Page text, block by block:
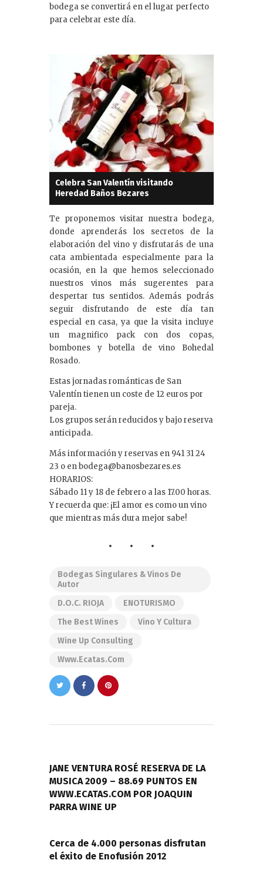
bodega se convertirá en el lugar perfecto
para celebrar este día.
Celebra San Valentín visitando
Heredad Baños Bezares
Te proponemos visitar nuestra bodega,
donde aprenderás los secretos de la
elaboración del vino y disfrutarás de una
cata ambientada especialmente para la
ocasión, en la que hemos seleccionado
nuestros vinos más sugerentes para
despertar tus sentidos. Además podrás
seguir disfrutando de este día tan
especial en casa, ya que la visita incluye
un magnifico pack con dos copas,
bombones y botella de vino Bohedal
Rosado.
Estas jornadas románticas de San
Valentín tienen un coste de 12 euros por
pareja.
Los grupos serán reducidos y bajo reserva
anticipada.
Más información y reservas en 941 31 24
23 o en bodega@banosbezares.es
HORARIOS:
Sábado 11 y 18 de febrero a las 17.00 horas.
Y recuerda que: ¡El amor es como un vino
que mientras más dura mejor sabe!
Bodegas Singulares & Vinos De
Autor
D.O.C. RIOJA
ENOTURISMO
The Best Wines
Vino Y Cultura
Wine Up Consulting
Www.ecatas.com
entradas
JANE VENTURA ROSÉ RESERVA DE LA
MUSICA 2009 – 88.69 PUNTOS EN
WWW.ECATAS.COM POR JOAQUIN
PARRA WINE UP
Cerca de 4.000 personas disfrutan
el éxito de Enofusión 2012